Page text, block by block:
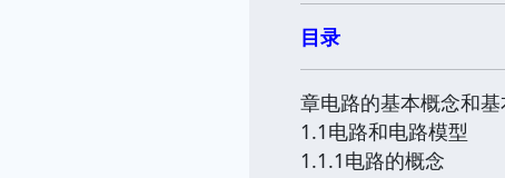
目录
章电路的基本概念和
1.1电路和电路模型
1.1.1电路的概念